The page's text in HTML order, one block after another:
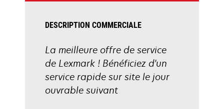
DESCRIPTION COMMERCIALE
La meilleure offre de service
de Lexmark ! Bénéficiez d'un
service rapide sur site le jour
ouvrable suivant